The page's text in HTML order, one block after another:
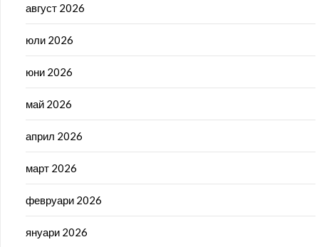
август 2026
юли 2026
юни 2026
май 2026
април 2026
март 2026
февруари 2026
януари 2026